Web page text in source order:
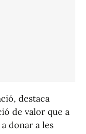
destaca
de valor que a
donar a les